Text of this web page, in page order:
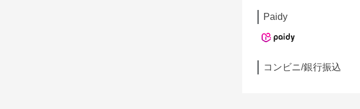
Paidy
コンビニ/銀行振込